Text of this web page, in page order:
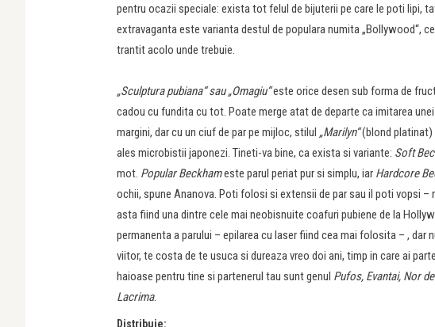
pentru ocazii speciale: exista tot felul de bijuterii pe care le poti lipi,
extravaganta este varianta destul de populara numita „Bollywood“,
trantit acolo unde trebuie.
„Sculptura pubiana“ sau „Omagiu“este orice desen sub forma de
cadou cu fundita cu tot. Poate merge atat de departe ca imitarea
margini, dar cu un ciuf de par pe mijloc, stilul „Marilyn“(blond platinat)
ales microbistii japonezi. Tineti-va bine, ca exista si variante: Soft
mot. Popular Beckhameste parul periat pur si simplu, iar Hardcore
ochii, spune Ananova. Poti folosi si extensii de par sau il poti vopsi
asta fiind una dintre cele mai neobisnuite coafuri pubiene de la
permanenta a parului – epilarea cu laser fiind cea mai folosita – ,
viitor, te costa de te usuca si dureaza vreo doi ani, timp in care ai
haioase pentru tine si partenerul tau sunt genul Pufos, Evantai, Nor
Lacrima.
Distribuie: